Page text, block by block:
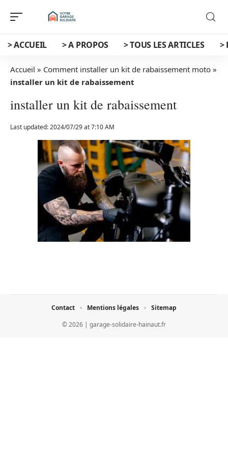
> ACCUEIL > A PROPOS > TOUS LES ARTICLES >
Accueil » Comment installer un kit de rabaissement moto »
installer un kit de rabaissement
installer un kit de rabaissement
Last updated: 2024/07/29 at 7:10 AM
© 2026 | garage-solidaire-hainaut.fr
Contact Mentions légales Sitemap